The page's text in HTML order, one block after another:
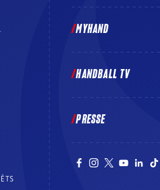
MYHAND
HANDBALL TV
PRESSE